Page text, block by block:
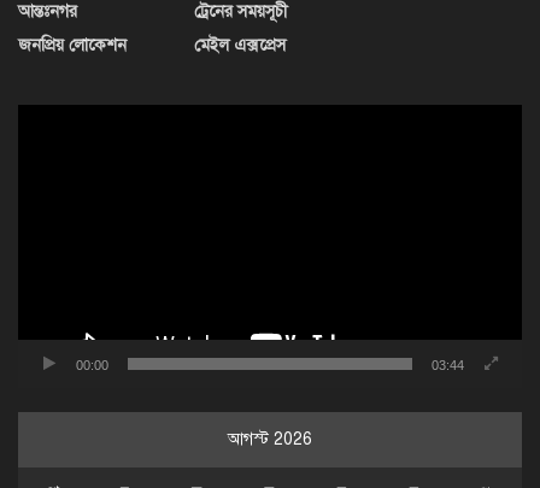
আন্তঃনগর
জনপ্রিয় লোকেশন
ট্রেনের সময়সূচী
মেইল এক্সপ্রেস
00:00 03:44
আগস্ট 2026